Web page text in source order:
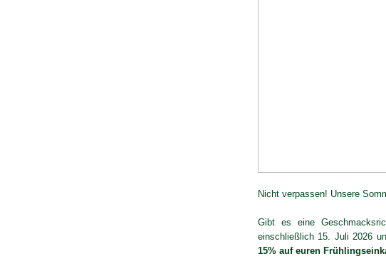
Nicht verpassen! Unsere
Gibt es eine
einschließlich 15. Juli 2026
15% auf euren